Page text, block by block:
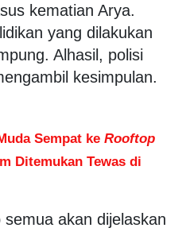
kematian Arya.
yang dilakukan
Alhasil, polisi
kesimpulan.
Sempat ke Rooftop
Ditemukan Tewas di
akan dijelaskan